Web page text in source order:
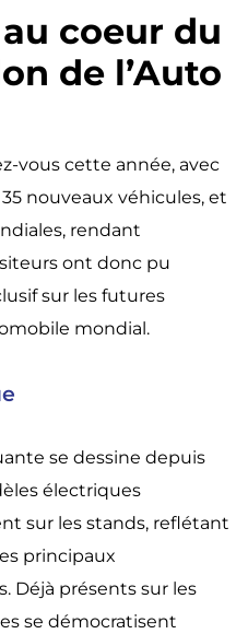
coeur du
de l’Auto
vous cette année, avec
nouveaux véhicules, et
rendant
ont donc pu
sur les futures
mondial.
se dessine depuis
électriques
sur les stands, reflétant
principaux
Déjà présents sur les
se démocratisent